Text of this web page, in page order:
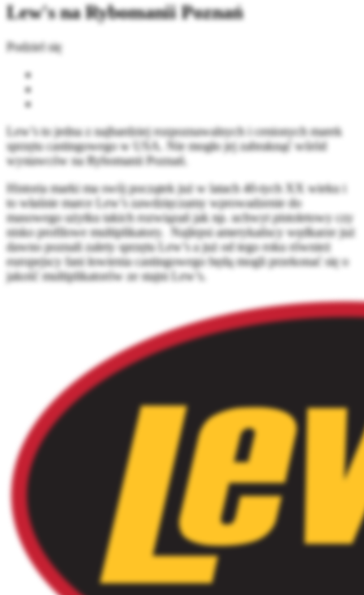
Lew's na Rybomanii Poznań
Podziel się
Lew’s to jedna z najbardziej rozpoznawalnych i cenionych marek
sprzętu castingowego w USA. Nie mogło jej zabraknąć wśród
wystawców na Rybomanii Poznań.
Historia marki ma swój początek już w latach 40-tych XX wieku i
to właśnie marce Lew’s zawdzięczamy wprowadzenie do
masowego użytku takich rozwiązań jak np. uchwyt pistoletowy czy
nisko profilowe multiplikatory. Najlepsi amerykańscy wędkarze już
dawno poznali zalety sprzętu Lew’s a już od tego roku również
europejscy fani łowienia castingowego będą mogli przekonać się o
jakość multiplikatorów ze stajni Lew’s.